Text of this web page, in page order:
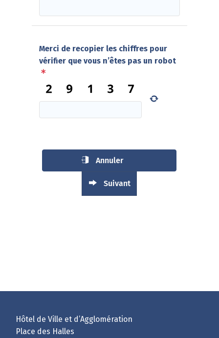
Merci de recopier les chiffres pour
vérifier que vous n’êtes pas un robot
Annuler
Suivant
Hôtel de Ville et d’Agglomération
Place des Halles